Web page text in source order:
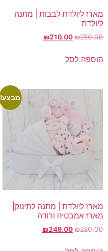
מארז ליולדת לבבות | מתנה
ליולדת
₪250.00
המחיר
היה:
₪210.00
הוספה לסל
מבצע!
מארז ליולדת | מתנה לתינוק|
מארז אמבטיה ורודה
₪280.00
המחיר
היה:
₪249.00